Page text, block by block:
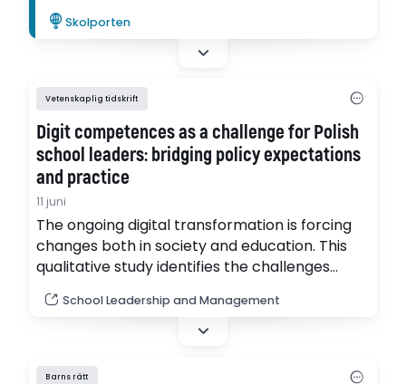
Skolporten
Vetenskaplig tidskrift
Digit competences as a challenge for Polish
school leaders: bridging policy expectations
and practice
11 juni
The ongoing digital transformation is forcing
changes both in society and education. This
qualitative study identifies the challenges
context of the development of students’
School Leadership and Management
Barns rätt